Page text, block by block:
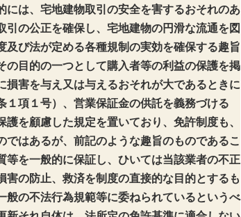
は、宅地建物取引の安全を害するおそれのあ
の公正を確保し、宅地建物の円滑な流通を図
び法が定める各種規制の実効を確保する趣旨
目的の一つとして購入者等の利益の保護を掲
害を与え又は与えるおそれが大であるときに
項１号）、営業保証金の供託を義務づける
を顧慮した規定を置いており、免許制度も、
はあるが、前記のような趣旨のものであるこ
を一般的に保証し、ひいては当該業者の不正
の防止、救済を制度の直接的な目的とするも
の不法行為規範等に委ねられているというべ